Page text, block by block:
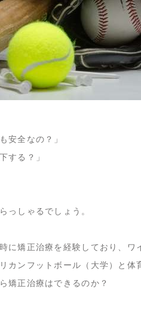
安全なの？」
する？」
っしゃるでしょう。
矯正治療を経験しており、ワ
ンフットボール（大学）と体
矯正治療はできるのか？